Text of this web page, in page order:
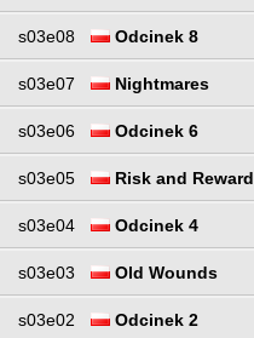
s03e08 Odcinek 8
s03e07 Nightmares
s03e06 Odcinek 6
s03e05 Risk and Reward
s03e04 Odcinek 4
s03e03 Old Wounds
s03e02 Odcinek 2